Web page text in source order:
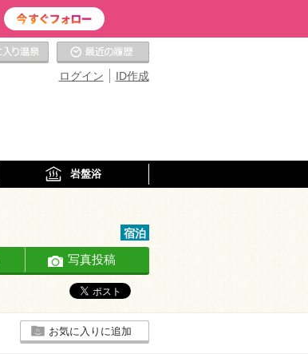
ID作成
ログイン
お気に入りの温泉
岩盤浴
宿泊
写真投稿
お気に入りに追加